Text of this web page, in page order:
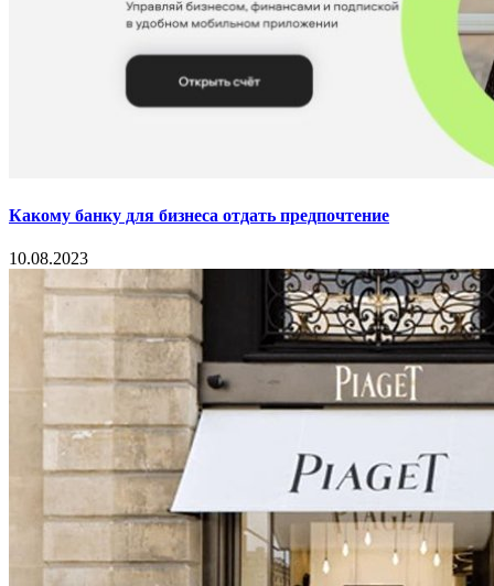
Какому банку для бизнеса отдать предпочтение
10.08.2023